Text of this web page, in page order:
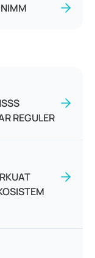
REGULER